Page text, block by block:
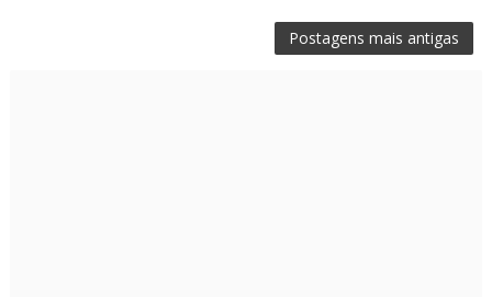
Postagens mais antigas